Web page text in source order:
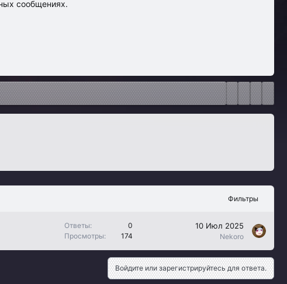
сообщениях.
Фильтры
Ответы
0
Просмотры
174
10 Июл 2025
Nekoro
Войдите или зарегистрируйтесь для ответа.